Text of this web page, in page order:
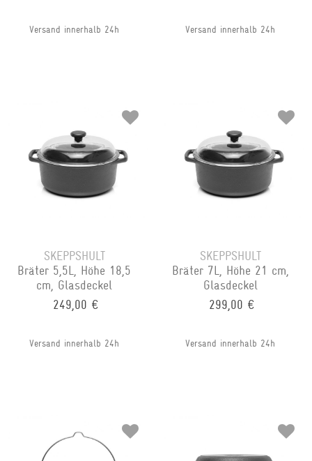
Versand innerhalb 24h Versand innerhalb 24h
SKEPPSHULT
Bräter 5,5L, Höhe 18,5
cm, Glasdeckel
249,00 €
Versand innerhalb 24h
SKEPPSHULT
Bräter 7L, Höhe 21 cm,
Glasdeckel
299,00 €
Versand innerhalb 24h